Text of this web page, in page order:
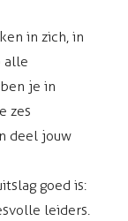
in zich, in
alle
je in
zes
deel jouw
goed is:
leiders.